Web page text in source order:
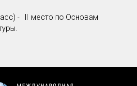
- III место по Основам